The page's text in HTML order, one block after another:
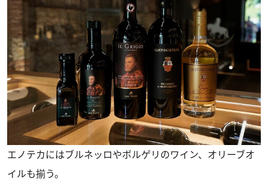
エノテカにはブルネッロやボルゲリのワイン、オリーブオ
イルも揃う。